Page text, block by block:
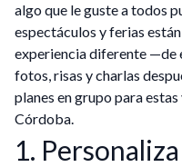
algo que le guste a todos
espectáculos y ferias
experiencia diferente —de
fotos, risas y charlas
planes en grupo para
Córdoba.
1.